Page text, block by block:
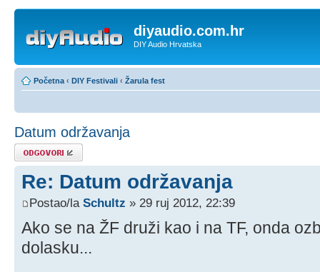
diyaudio.com.hr
DIY Audio Hrvatska
Početna ‹ DIY Festivali ‹ Žarula fest
Datum održavanja
Odgovori
Re: Datum održavanja
Postao/la Schultz » 29 ruj 2012, 22:39
Ako se na ŽF druži kao i na TF, onda
dolasku...